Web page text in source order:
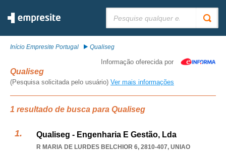
Início Empresite Portugal Qualiseg
Informação oferecida por
Qualiseg
(Pesquisa solicitada pelo usuário) Ver mais informações
1 resultado de busca para Qualiseg
Qualiseg - Engenharia E Gestão, Lda
R MARIA DE LURDES BELCHIOR 6, 2810-407, UNIAO